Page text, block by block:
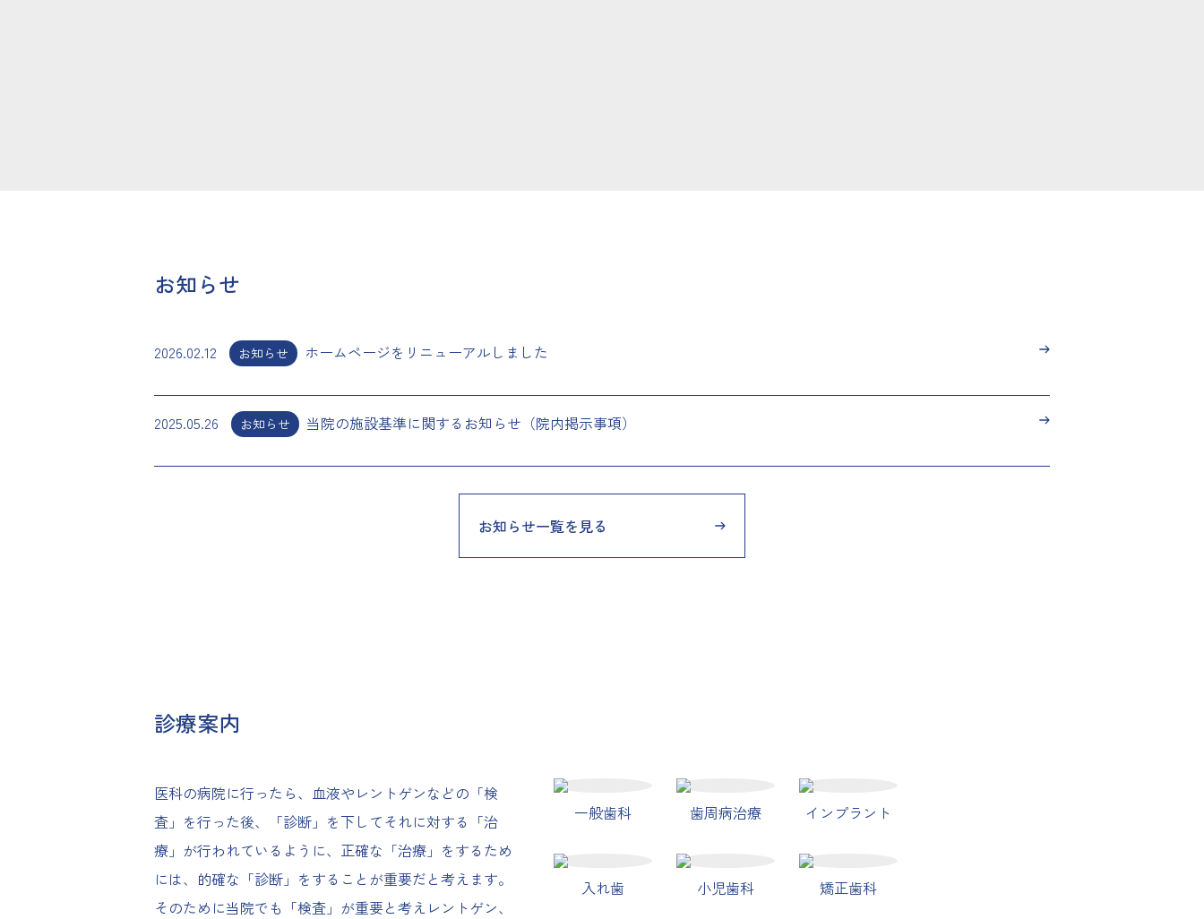
お知らせ
2026.02.12 お知らせ ホームページをリニューアルしました
2025.05.26 お知らせ 当院の施設基準に関するお知らせ（院内掲示事項）
お知らせ一覧を見る
診療案内
医科の病院に行ったら、血液やレントゲンなどの「検
査」を行った後、「診断」を下してそれに対する「治
療」が行われているように、正確な「治療」をするため
には、的確な「診断」をすることが重要だと考えます。
そのために当院でも「検査」が重要と考えレントゲン、
一般歯科 歯周病治療 インプラント
入れ歯 小児歯科 矯正歯科